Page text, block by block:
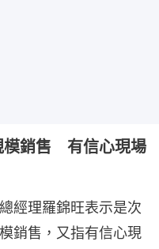
模銷售 有信心現場
經理羅錦旺表示是次
銷售，又指有信心現